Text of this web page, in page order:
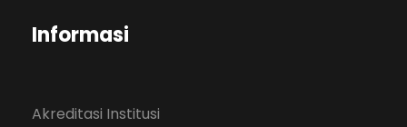
Informasi
Akreditasi Institusi